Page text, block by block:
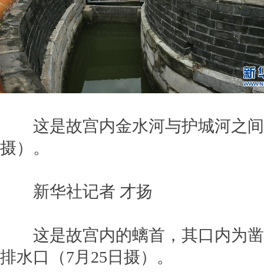
这是故宫内金水河与护城河之间
摄）。
新华社记者 才扬
这是故宫内的螭首，其口内为凿
排水口（7月25日摄）。